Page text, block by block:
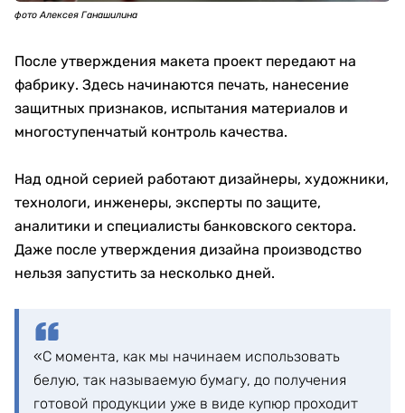
фото Алексея Ганашилина
После утверждения макета проект передают на
фабрику. Здесь начинаются печать, нанесение
защитных признаков, испытания материалов и
многоступенчатый контроль качества.
Над одной серией работают дизайнеры, художники,
технологи, инженеры, эксперты по защите,
аналитики и специалисты банковского сектора.
Даже после утверждения дизайна производство
нельзя запустить за несколько дней.
«С момента, как мы начинаем использовать
белую, так называемую бумагу, до получения
готовой продукции уже в виде купюр проходит